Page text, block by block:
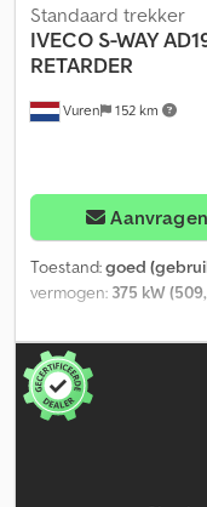
Vuren 152 km
Standaard trekker
IVECO S-WAY
RETARDER
Aanvragen
Toestand:goed
vermogen: 375 kW
,
4x2, brandstof:diesel,
bestuurderscabine:
automatisch
ophanging: